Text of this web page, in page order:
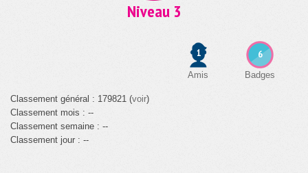
Niveau 3
6
Badges
1
Amis
Classement général : 179821 (voir)
Classement mois : --
Classement semaine : --
Classement jour : --